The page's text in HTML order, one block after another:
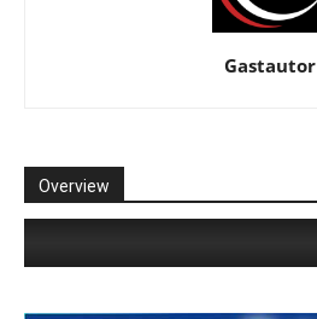
Gastautor
Overview